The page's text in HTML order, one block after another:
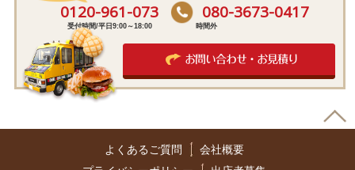
080-3673-0417
時間外
0120-961-073
受付時間/平日9:00～18:00
お問い合わせ・お見積り
よくあるご質問
会社概要